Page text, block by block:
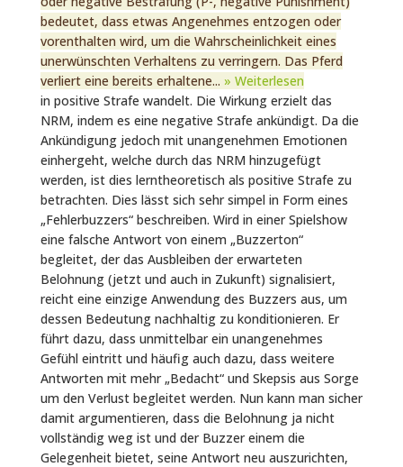
bedeutet, dass etwas Angenehmes entzogen oder
vorenthalten wird, um die Wahrscheinlichkeit eines
unerwünschten Verhaltens zu verringern. Das Pferd
verliert eine bereits erhaltene... » Weiterlesen
in positive Strafe wandelt. Die Wirkung erzielt das
NRM, indem es eine negative Strafe ankündigt. Da die
Ankündigung jedoch mit unangenehmen Emotionen
einhergeht, welche durch das NRM hinzugefügt
werden, ist dies lerntheoretisch als positive Strafe zu
betrachten. Dies lässt sich sehr simpel in Form eines
„Fehlerbuzzers“ beschreiben. Wird in einer Spielshow
eine falsche Antwort von einem „Buzzerton“
begleitet, der das Ausbleiben der erwarteten
Belohnung (jetzt und auch in Zukunft) signalisiert,
reicht eine einzige Anwendung des Buzzers aus, um
dessen Bedeutung nachhaltig zu konditionieren. Er
führt dazu, dass unmittelbar ein unangenehmes
Gefühl eintritt und häufig auch dazu, dass weitere
Antworten mit mehr „Bedacht“ und Skepsis aus Sorge
um den Verlust begleitet werden. Nun kann man sicher
damit argumentieren, dass die Belohnung ja nicht
vollständig weg ist und der Buzzer einem die
Gelegenheit bietet, seine Antwort neu auszurichten,